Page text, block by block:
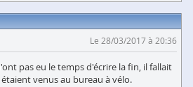
Le 28/03/2017 à 20:36
pas eu le temps d'écrire la fin, il fallait
venus au bureau à vélo.